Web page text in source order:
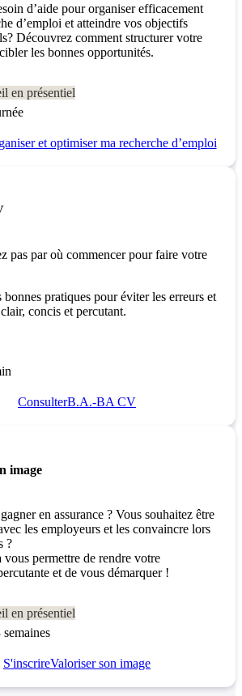
d’aide pour organiser efficacement
d’emploi et atteindre vos objectifs
Découvrez comment structurer votre
les bonnes opportunités.
en présentiel
et optimiser ma recherche d’emploi
pas par où commencer pour faire votre
bonnes pratiques pour éviter les erreurs et
concis et percutant.
ConsulterB.A.-BA CV
image
en assurance ? Vous souhaitez être
les employeurs et les convaincre lors
?
vous permettre de rendre votre
et de vous démarquer !
en présentiel
S'inscrireValoriser son image